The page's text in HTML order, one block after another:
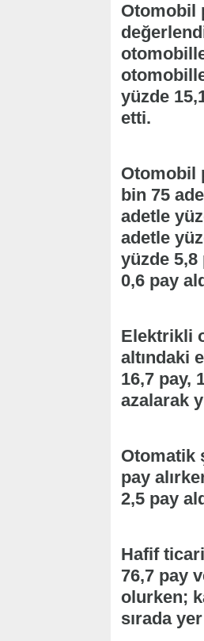
Otomobil
yüzde
etti.
Otomobil
bin 75
adetle
adetle
yüzde 5,8
0,6 pay
Elektrikli
altındaki
16,7 pay,
azalarak
Otomatik
pay
2,5 pay
Hafif
76,7 pay
olurken;
sırada